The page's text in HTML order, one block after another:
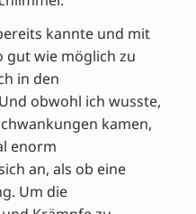
kannte und mit
gut wie möglich zu
in den
obwohl ich wusste,
kamen,
enorm
an, als ob eine
Um die